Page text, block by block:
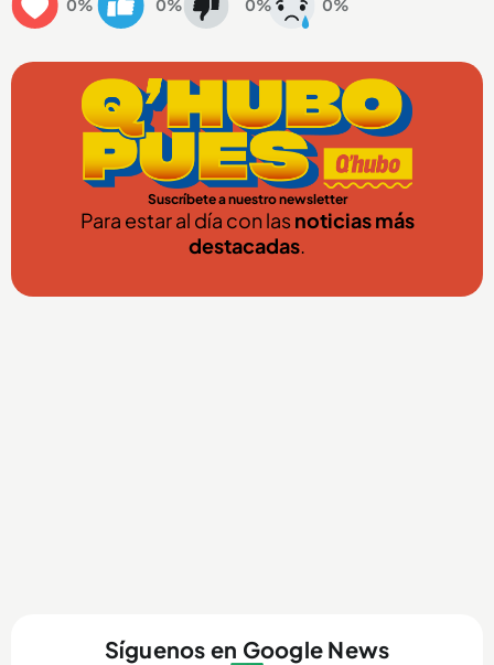
0% 0% 0% 0%
Suscríbete a nuestro newsletter
Para estar al día con lasnoticias más
destacadas.
Síguenos en Google News